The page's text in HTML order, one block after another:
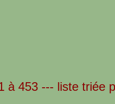
à 453 --- liste triée